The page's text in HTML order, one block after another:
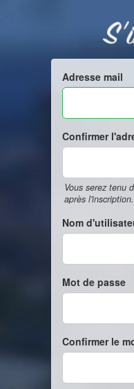
Adresse mail
Confirmer
Vous serez tenu
après l'inscription.
Nom
Mot de passe
Confirmer le